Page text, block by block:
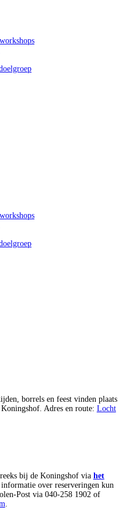
borrels en feest vinden plaats
Adres en route: Locht
bij de Koningshof via het
over reserveringen kun
Post via 040-258 1902 of
.